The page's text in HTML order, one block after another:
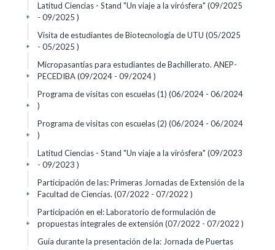
Latitud Ciencias - Stand "Un viaje a la virósfera" (09/2025
- 09/2025 )
+
Visita de estudiantes de Biotecnología de UTU (05/2025
- 05/2025 )
+
Micropasantías para estudiantes de Bachillerato. ANEP-
PECEDIBA (09/2024 - 09/2024 )
+
Programa de visitas con escuelas (1) (06/2024 - 06/2024
)
+
Programa de visitas con escuelas (2) (06/2024 - 06/2024
)
+
Latitud Ciencias - Stand "Un viaje a la virósfera" (09/2023
- 09/2023 )
+
Participación de las: Primeras Jornadas de Extensión de la
Facultad de Ciencias. (07/2022 - 07/2022 )
+
Participación en el: Laboratorio de formulación de
propuestas integrales de extensión (07/2022 - 07/2022 )
+
Guía durante la presentación de la: Jornada de Puertas